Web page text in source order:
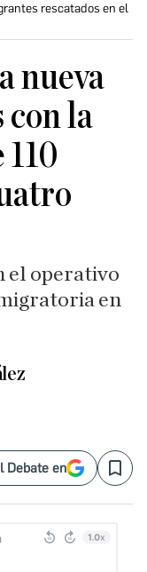
rescatados en el
nueva
con la
110
el operativo
en
Debate en Save